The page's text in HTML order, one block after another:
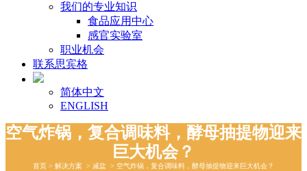
我们的专业知识
食品应用中心
感官实验室
职业机会
联系思宾格
简体中文
ENGLISH
空气炸锅，复合调味料，酵母抽提物迎来
巨大机会？
首页 > 解决⽅案 > 减盐 > 空气炸锅，复合调味料，酵母抽提物迎来巨大机会？